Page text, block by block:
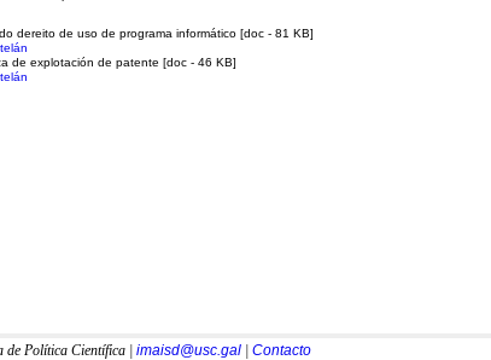
dereito de uso de programa informático [doc - 81 KB]
de explotación de patente [doc - 46 KB]
Política Científica | imaisd@usc.gal| Contacto